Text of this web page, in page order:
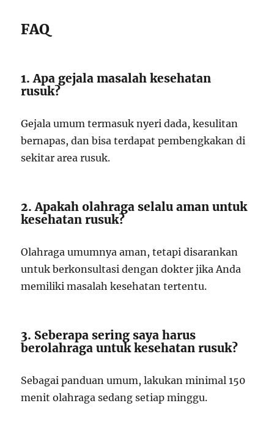
FAQ
1. Apa gejala masalah kesehatan
rusuk?
Gejala umum termasuk nyeri dada, kesulitan
bernapas, dan bisa terdapat pembengkakan di
sekitar area rusuk.
2. Apakah olahraga selalu aman untuk
kesehatan rusuk?
Olahraga umumnya aman, tetapi disarankan
untuk berkonsultasi dengan dokter jika Anda
memiliki masalah kesehatan tertentu.
3. Seberapa sering saya harus
berolahraga untuk kesehatan rusuk?
Sebagai panduan umum, lakukan minimal 150
menit olahraga sedang setiap minggu.